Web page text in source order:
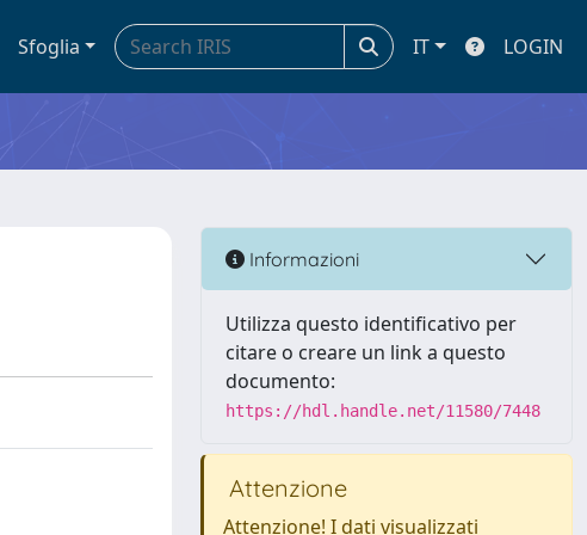
Sfoglia IT LOGIN
Informazioni
Utilizza questo identificativo per
citare o creare un link a questo
documento:
https://hdl.handle.net/11580/7448
Attenzione
Attenzione! I dati visualizzati